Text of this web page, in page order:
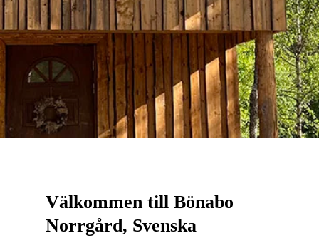
Välkommen till Bönabo
Norrgård, Svenska